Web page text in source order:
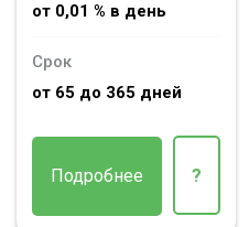
от 0,01 % в день
Срок
от 65 до 365 дней
Подробнее ?